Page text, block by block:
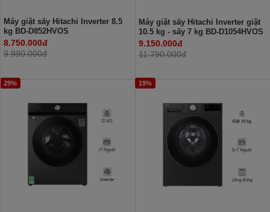
Máy giặt sấy Hitachi Inverter 8.5
kg BD-D852HVOS
8.750.000đ
9.990.000đ
Máy giặt sấy Hitachi Inverter giặt
10.5 kg - sấy 7 kg BD-D1054HVOS
9.150.000đ
11.790.000đ
29% 19%